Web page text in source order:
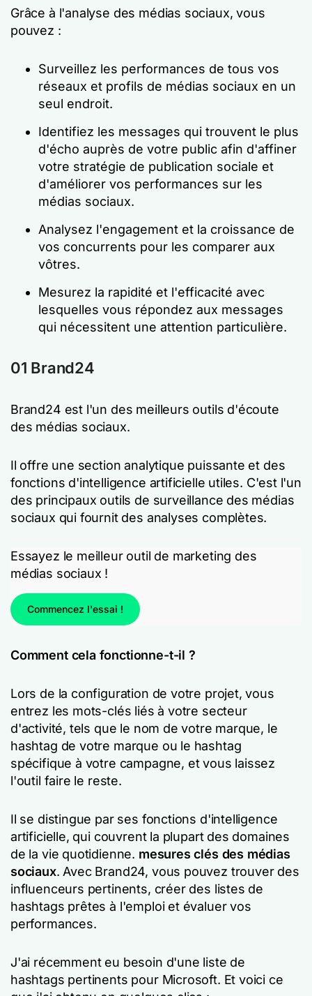
Grâce à l'analyse des médias sociaux, vous
pouvez :
Surveillez les performances de tous vos
réseaux et profils de médias sociaux en un
seul endroit.
Identifiez les messages qui trouvent le plus
d'écho auprès de votre public afin d'affiner
votre stratégie de publication sociale et
d'améliorer vos performances sur les
médias sociaux.
Analysez l'engagement et la croissance de
vos concurrents pour les comparer aux
vôtres.
Mesurez la rapidité et l'efficacité avec
lesquelles vous répondez aux messages
qui nécessitent une attention particulière.
01 Brand24
Brand24 est l'un des meilleurs outils d'écoute
des médias sociaux.
Il offre une section analytique puissante et des
fonctions d'intelligence artificielle utiles. C'est l'un
des principaux outils de surveillance des médias
sociaux qui fournit des analyses complètes.
Essayez le meilleur outil de marketing des
médias sociaux !
Commencez l'essai !
Comment cela fonctionne-t-il ?
Lors de la configuration de votre projet, vous
entrez les mots-clés liés à votre secteur
d'activité, tels que le nom de votre marque, le
hashtag de votre marque ou le hashtag
spécifique à votre campagne, et vous laissez
l'outil faire le reste.
Il se distingue par ses fonctions d'intelligence
artificielle, qui couvrent la plupart des domaines
de la vie quotidienne. mesures clés des médias
sociaux. Avec Brand24, vous pouvez trouver des
influenceurs pertinents, créer des listes de
hashtags prêtes à l'emploi et évaluer vos
performances.
J'ai récemment eu besoin d'une liste de
hashtags pertinents pour Microsoft. Et voici ce